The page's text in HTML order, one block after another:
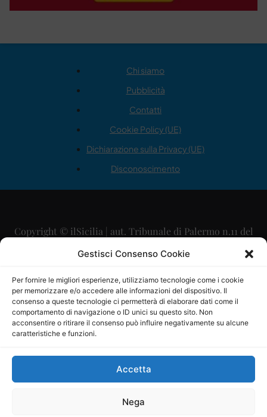
Gestisci Consenso Cookie
Per fornire le migliori esperienze, utilizziamo tecnologie come i cookie
per memorizzare e/o accedere alle informazioni del dispositivo. Il
consenso a queste tecnologie ci permetterà di elaborare dati come il
comportamento di navigazione o ID unici su questo sito. Non
acconsentire o ritirare il consenso può influire negativamente su alcune
caratteristiche e funzioni.
Accetta
Nega
Chi siamo
Pubblicità
Contatti
Cookie Policy (UE)
Dichiarazione sulla Privacy (UE)
Disconoscimento
Copyright © ilSicilia | aut. Tribunale di Palermo n.11 del
29/09/2015
Direttore Editoriale: Maurizio Scaglione
Direttore Responsabile: Maria Calabrese
P.IVA: 06334930820
Mercurio Comunicazione Società Cooperativa a r.l. è
iscritta al Registro degli Operatori di Comunicazione al